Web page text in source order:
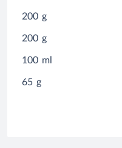
200 g
200 g
100 ml
65 g